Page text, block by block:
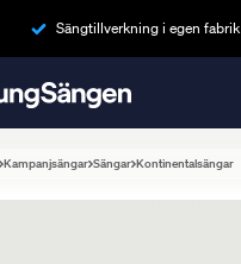
Sängtillverkning i egen fabrik
Kampanjsängar Sängar Kontinentalsängar